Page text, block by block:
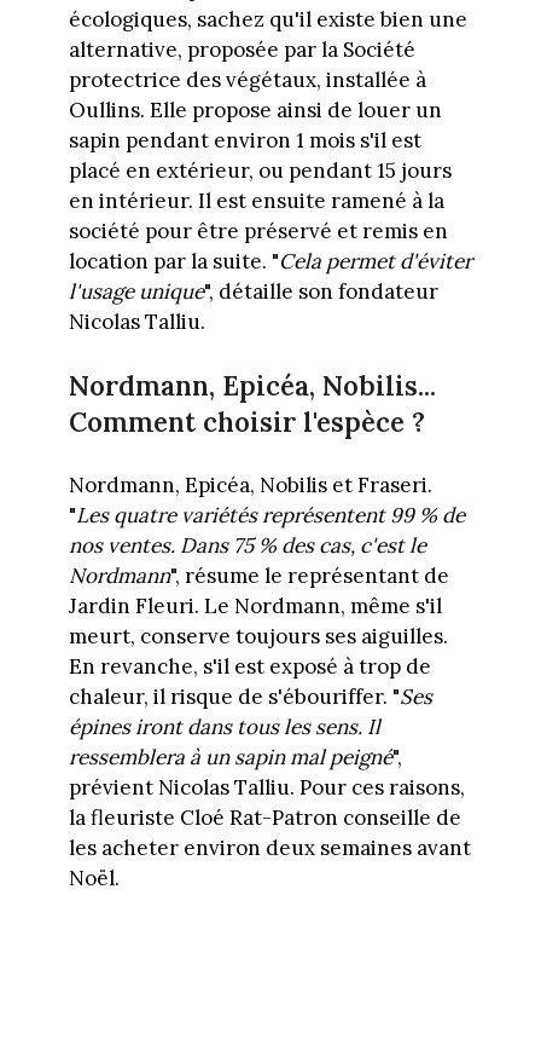
écologiques, sachez qu'il existe bien une
alternative, proposée par la Société
protectrice des végétaux, installée à
Oullins. Elle propose ainsi de louer un
sapin pendant environ 1 mois s'il est
placé en extérieur, ou pendant 15 jours
en intérieur. Il est ensuite ramené à la
société pour être préservé et remis en
location par la suite. "Cela permet d'éviter
l'usage unique", détaille son fondateur
Nicolas Talliu.
Nordmann, Epicéa, Nobilis...
Comment choisir l'espèce ?
Nordmann, Epicéa, Nobilis et Fraseri.
"Les quatre variétés représentent 99 % de
nos ventes. Dans 75 % des cas, c'est le
Nordmann", résume le représentant de
Jardin Fleuri. Le Nordmann, même s'il
meurt, conserve toujours ses aiguilles.
En revanche, s'il est exposé à trop de
chaleur, il risque de s'ébouriffer. "Ses
épines iront dans tous les sens. Il
ressemblera à un sapin mal peigné",
prévient Nicolas Talliu. Pour ces raisons,
la fleuriste Cloé Rat-Patron conseille de
les acheter environ deux semaines avant
Noël.